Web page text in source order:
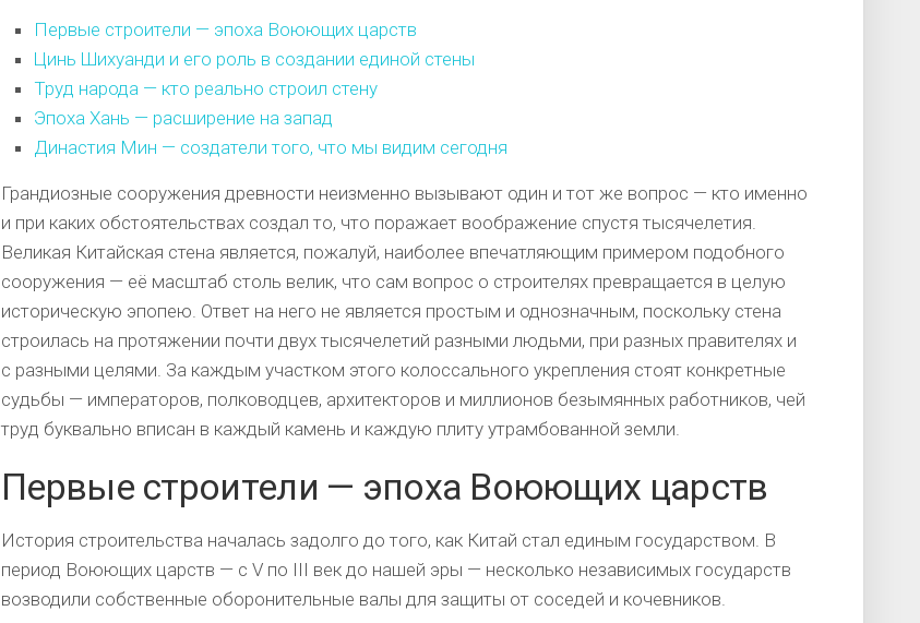
Первые строители — эпоха Воюющих царств
Цинь Шихуанди и его роль в создании единой стены
Труд народа — кто реально строил стену
Эпоха Хань — расширение на запад
Династия Мин — создатели того, что мы видим сегодня
Грандиозные сооружения древности неизменно вызывают один и тот же вопрос — кто именно
и при каких обстоятельствах создал то, что поражает воображение спустя тысячелетия.
Великая Китайская стена является, пожалуй, наиболее впечатляющим примером подобного
сооружения — её масштаб столь велик, что сам вопрос о строителях превращается в целую
историческую эпопею. Ответ на него не является простым и однозначным, поскольку стена
строилась на протяжении почти двух тысячелетий разными людьми, при разных правителях и
с разными целями. За каждым участком этого колоссального укрепления стоят конкретные
судьбы — императоров, полководцев, архитекторов и миллионов безымянных работников, чей
труд буквально вписан в каждый камень и каждую плиту утрамбованной земли.
Первые строители — эпоха Воюющих царств
История строительства началась задолго до того, как Китай стал единым государством. В
период Воюющих царств — с V по III век до нашей эры — несколько независимых государств
возводили собственные оборонительные валы для защиты от соседей и кочевников.